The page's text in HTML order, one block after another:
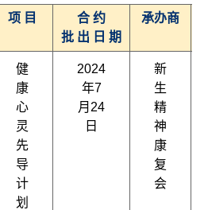
项 目
合 约
批 出 日 期
承办商
健
康
心
灵
先
导
计
划
2024
年7
月24
日
新
生
精
神
康
复
会